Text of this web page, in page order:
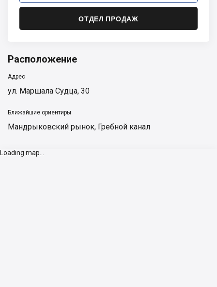
ОТДЕЛ ПРОДАЖ
Расположение
Адрес
ул. Маршала Судца, 30
Ближайшие ориентиры
Мандрыковский рынок, Гребной канал
Loading map...